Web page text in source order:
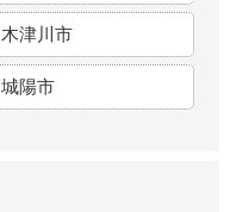
木津川市
城陽市